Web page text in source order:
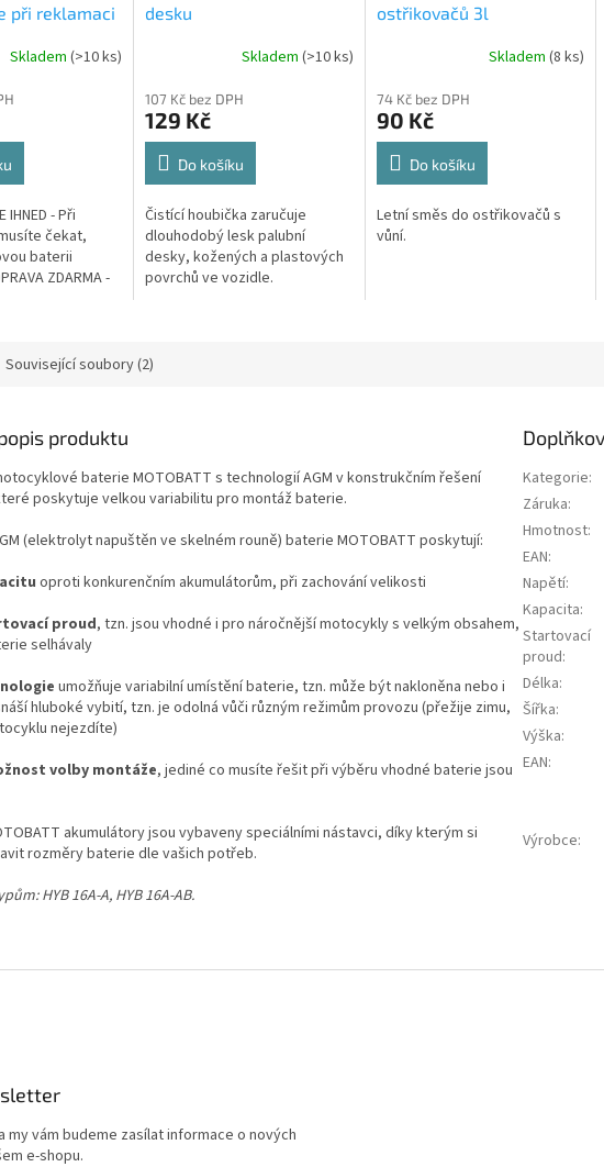
při reklamaci
Skladem (>10 ks)
IHNED - Při
čekat,
baterii
ZDARMA -
desku
Skladem (>10 ks)
107 Kč bez DPH
129 Kč
Do košíku
Čistící houbička zaručuje
dlouhodobý lesk palubní
desky, kožených a plastových
povrchů ve vozidle.
ostřikovačů 3l
Skladem(8 ks)
74 Kč bez DPH
90 Kč
Do košíku
Letní směs do ostřikovačů s
vůní.
Související soubory (2)
produktu
baterie MOTOBATT s technologií AGM v konstrukčním řešení
poskytuje velkou variabilitu pro montáž baterie.
(elektrolyt napuštěn ve skelném rouně) baterie MOTOBATT poskytují:
oproti konkurenčním akumulátorům, při zachování velikosti
proud, tzn. jsou vhodné i pro náročnější motocykly s velkým obsahem,
selhávaly
umožňuje variabilní umístění baterie, tzn. může být nakloněna nebo i
hluboké vybití, tzn. je odolná vůči různým režimům provozu (přežije zimu,
nejezdíte)
volby montáže, jediné co musíte řešit při výběru vhodné baterie jsou
akumulátory jsou vybaveny speciálními nástavci, díky kterým si
rozměry baterie dle vašich potřeb.
HYB 16A-A, HYB 16A-AB.
Kategorie:
Záruka:
Hmotnost:
EAN:
Napětí:
Kapacita:
Startovací
proud:
Délka:
Šířka:
Výška:
EAN:
Výrobce:
my vám budeme zasílat informace o nových
e-shopu.